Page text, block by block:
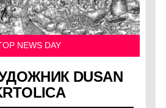
NEWS DAY
DUSAN